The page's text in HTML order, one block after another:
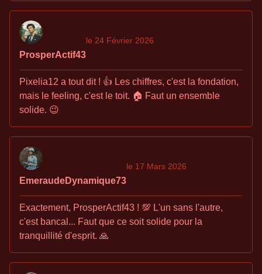
ProsperActif43
le 24 Février 2026
Pixelia12 a tout dit ! 👍 Les chiffres, c'est la fondation,
mais le feeling, c'est le toit. 🏠 Faut un ensemble
solide. 😉
EmeraudeDynamique73
le 17 Mars 2026
Exactement, ProsperActif43 ! 💯 L'un sans l'autre,
c'est bancal... Faut que ce soit solide pour la
tranquillité d'esprit. 🙏